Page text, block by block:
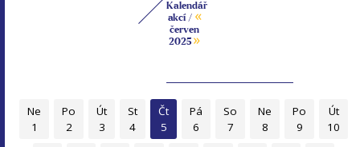
Kalendář
akcí / «
červen
2025»
Ne
1
Po
2
Út
3
St
4
Čt
5
Pá
6
So
7
Ne
8
Po
9
Út
10